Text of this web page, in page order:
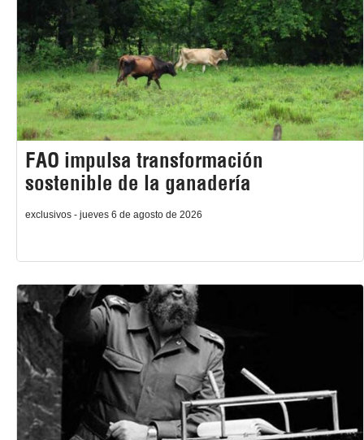
FAO impulsa transformación
sostenible de la ganadería
exclusivos - jueves 6 de agosto de 2026